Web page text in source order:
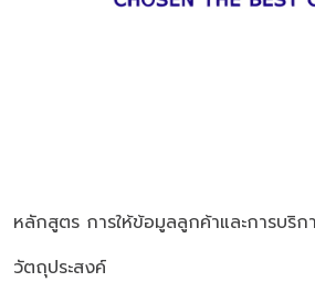
หลักสูตร การให้ข้อมูลลูกค้าและการบริ
วัตถุประสงค์